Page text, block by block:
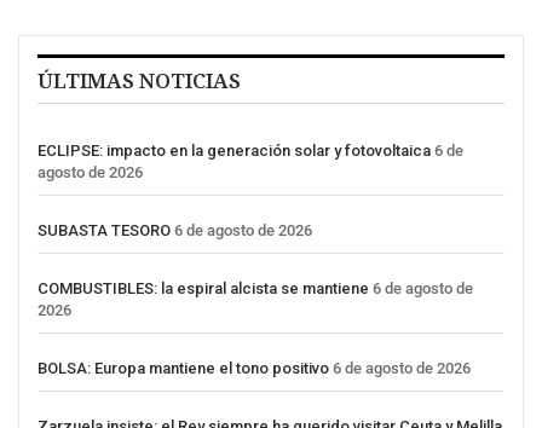
ÚLTIMAS NOTICIAS
ECLIPSE: impacto en la generación solar y fotovoltaica 6 de
agosto de 2026
SUBASTA TESORO 6 de agosto de 2026
COMBUSTIBLES: la espiral alcista se mantiene 6 de agosto de
2026
BOLSA: Europa mantiene el tono positivo 6 de agosto de 2026